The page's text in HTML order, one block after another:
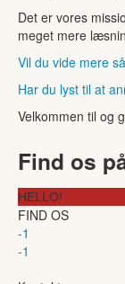
Det er vores
meget mere
Vil du vide mere
Har du lyst til at
Velkommen til og
Find os
HELLO!
FIND OS
-1
-1